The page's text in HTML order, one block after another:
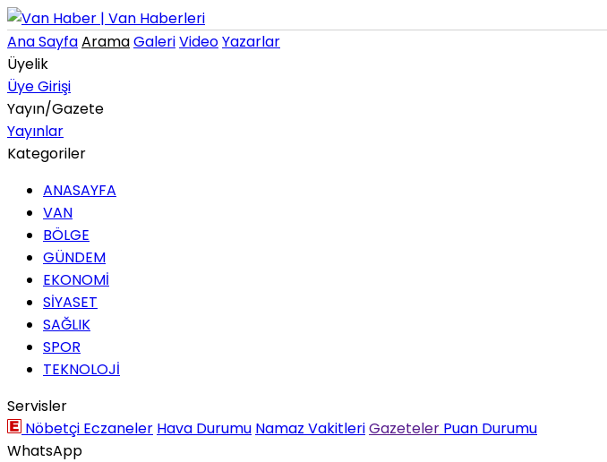
Ana SayfaAramaGaleriVideoYazarlar
Üyelik
Üye Girişi
Yayın/Gazete
Yayınlar
Kategoriler
ANASAYFA
VAN
BÖLGE
GÜNDEM
EKONOMİ
SİYASET
SAĞLIK
SPOR
TEKNOLOJİ
Servisler
Nöbetçi Eczaneler Hava Durumu Namaz VakitleriGazeteler Puan Durumu
WhatsApp